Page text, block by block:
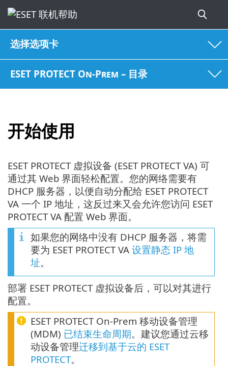
选择选项卡
ESET PROTECT On-Prem – 目录
开始使用
ESET PROTECT 虚拟设备 (ESET PROTECT VA) 可
通过其 Web 界面轻松配置。您的网络需要有
DHCP 服务器，以便自动分配给 ESET PROTECT
VA 一个 IP 地址，这反过来又会允许您访问 ESET
PROTECT VA 配置 Web 界面。
如果您的网络中没有 DHCP 服务器，将需
要为 ESET PROTECT VA 设置静态 IP 地
址。
部署 ESET PROTECT 虚拟设备后，可以对其进行
配置。
ESET PROTECT On-Prem 移动设备管理
(MDM) 已结束生命周期。建议您通过云移
动设备管理迁移到基于云的 ESET
PROTECT。